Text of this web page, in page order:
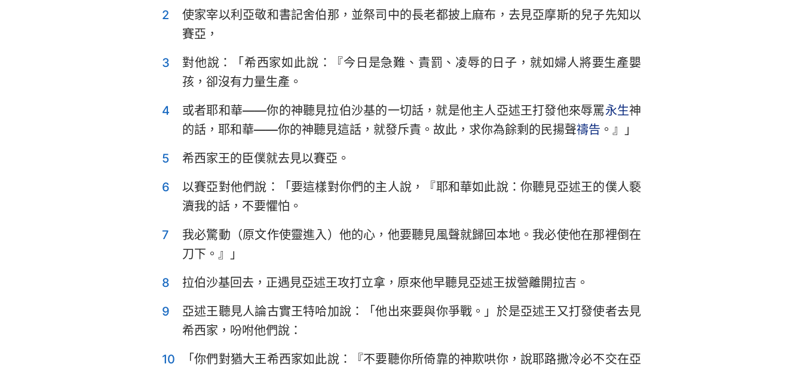
申命記 約書亞記
士師記
撒母耳記上 撒母耳記下
列王紀上
歷代志上 歷代志下
詩篇 箴言
以賽亞書
耶利米哀歌 以西結書
約珥書 阿摩司書
俄巴底亞書 約拿書
使徒行傳 羅馬書
加拉太書 以弗所書
帖撒羅尼迦前書 帖撒羅尼迦後書
希伯來書 雅各書
約翰三書 猶大書
2
使家宰以利亞敬和書記舍伯那，並祭司中的長老都披上麻布，去見亞摩斯的兒子先知以
賽亞，
3
對他說：「希西家如此說：『今日是急難、責罰、凌辱的日子，就如婦人將要生產嬰
孩，卻沒有力量生產。
4
或者耶和華——你的神聽見拉伯沙基的一切話，就是他主人亞述王打發他來辱罵永生神
的話，耶和華——你的神聽見這話，就發斥責。故此，求你為餘剩的民揚聲禱告 。』」
5
希西家王的臣僕就去見以賽亞。
6
以賽亞對他們說：「要這樣對你們的主人說，『耶和華如此說：你聽見亞述王的僕人褻
瀆我的話，不要懼怕。
7
我必驚動（原文作使靈進入）他的心，他要聽見風聲就歸回本地。我必使他在那裡倒在
刀下。』」
8
拉伯沙基回去，正遇見亞述王攻打立拿，原來他早聽見亞述王拔營離開拉吉。
9
亞述王聽見人論古實王特哈加說：「他出來要與你爭戰。」於是亞述王又打發使者去見
希西家，吩咐他們說：
10
「你們對猶大王希西家如此說：『不要聽你所倚靠的神欺哄你，說耶路撒冷必不交在亞